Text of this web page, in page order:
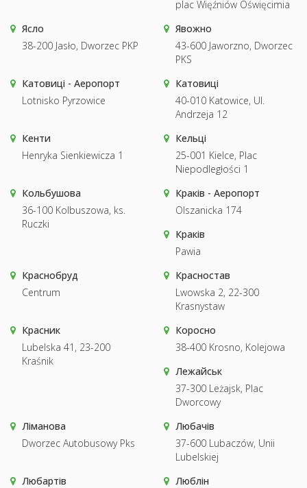
plac Więźniów Oświęcimia
Ясло
38-200 Jasło, Dworzec PKP
Явожно
43-600 Jaworzno, Dworzec
PKS
Катовиці - Аеропорт
Lotnisko Pyrzowice
Катовиці
40-010 Katowice, Ul.
Andrzeja 12
Кенти
Henryka Sienkiewicza 1
Кельці
25-001 Kielce, Plac
Niepodległości 1
Кольбушова
36-100 Kolbuszowa, ks.
Ruczki
Краків - Аеропорт
Olszanicka 174
Краків
Pawia
Краснобруд
Centrum
Красностав
Lwowska 2, 22-300
Krasnystaw
Красник
Lubelska 41, 23-200
Kraśnik
Коросно
38-400 Krosno, Kolejowa
Лежайськ
37-300 Leżajsk, Plac
Dworcowy
Ліманова
Dworzec Autobusowy Pks
Любачів
37-600 Lubaczów, Unii
Lubelskiej
Любартів
Люблін